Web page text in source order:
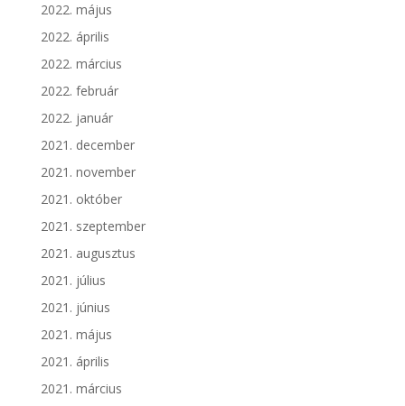
2022. május
2022. április
2022. március
2022. február
2022. január
2021. december
2021. november
2021. október
2021. szeptember
2021. augusztus
2021. július
2021. június
2021. május
2021. április
2021. március